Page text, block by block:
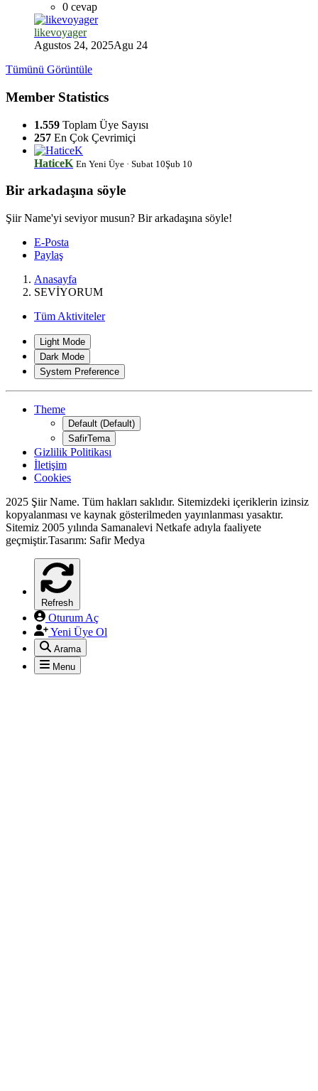
0 cevap
likevoyager
Agustos 24, 2025Agu 24
Tümünü Görüntüle
Member Statistics
1.559 Toplam Üye Sayısı
257 En Çok Çevrimiçi
HaticeK En Yeni Üye · Subat 10Şub 10
Bir arkadaşına söyle
Şiir Name'yi seviyor musun? Bir arkadaşına söyle!
E-Posta
Paylaş
Anasayfa
SEVİYORUM
Tüm Aktiviteler
Light Mode
Dark Mode
System Preference
Theme
Default (Default)
SafirTema
Gizlilik Politikası
İletişim
Cookies
2025 Şiir Name. Tüm hakları saklıdır. Sitemizdeki içeriklerin izinsiz
kopyalanması ve kaynak gösterilmeden yayınlanması yasaktır.
Sitemiz 2005 yılında Samanalevi Netkafe adıyla faaliyete
geçmiştir.Tasarım: Safir Medya
Refresh
Oturum Aç
Yeni Üye Ol
Arama
Menu